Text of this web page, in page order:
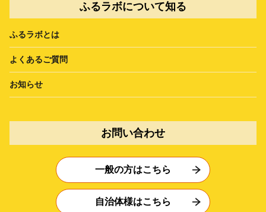
ふるラボについて知る
ふるラボとは
よくあるご質問
お知らせ
お問い合わせ
一般の方はこちら
自治体様はこちら